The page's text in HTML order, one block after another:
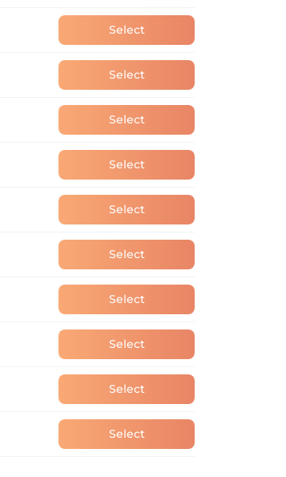
Select
Select
Select
Select
Select
Select
Select
Select
Select
Select